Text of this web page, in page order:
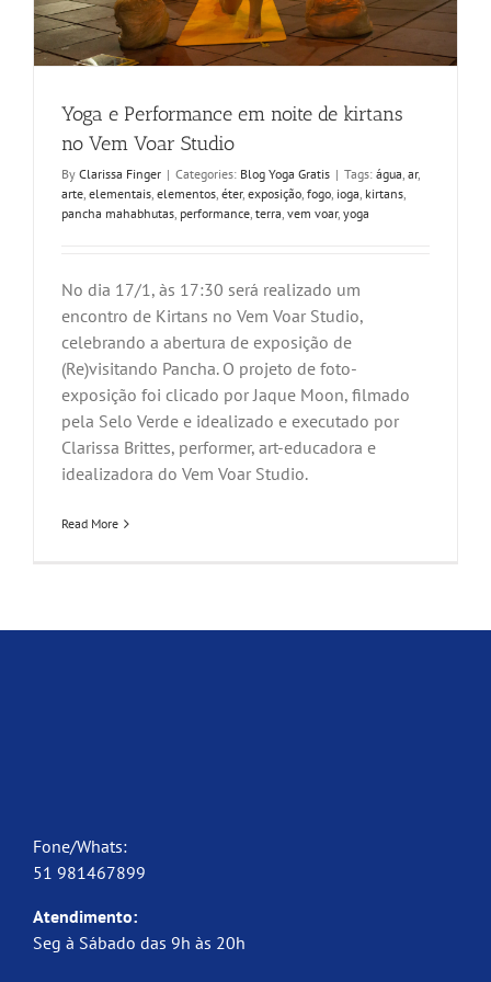
Yoga e Performance em noite de kirtans
no Vem Voar Studio
By Clarissa Finger | Categories: Blog Yoga Gratis | Tags: água ar,
arte elementais elementos éter, exposição fogo ioga kirtans
pancha mahabhutas performance terra vem voar, yoga
No dia 17/1, às 17:30 será realizado um
encontro de Kirtans no Vem Voar Studio,
celebrando a abertura de exposição de
(Re)visitando Pancha. O projeto de foto-
exposição foi clicado por Jaque Moon, filmado
pela Selo Verde e idealizado e executado por
Clarissa Brittes, performer, art-educadora e
idealizadora do Vem Voar Studio.
Read More
Fone/Whats:
51 981467899
Atendimento:
Seg à Sábado das 9h às 20h